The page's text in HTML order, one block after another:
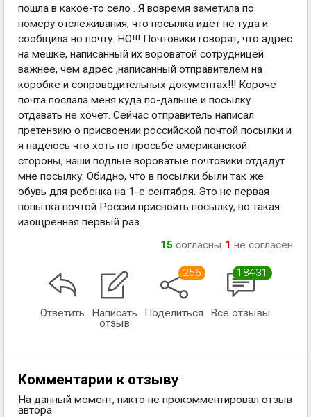
пошла в какое-то село . Я вовремя заметила по
номеру отслеживания, что посылка идет не туда и
сообщила но почту. НО!!! Почтовики говорят, что адрес
на мешке, написанный их вороватой сотрудницей
важнее, чем адрес ,написанный отправителем на
коробке и сопроводительных документах!!! Короче
почта послала меня куда по-дальше и посылку
отдавать не хочет. Сейчас отправитель написал
претензию о присвоении российской почтой посылки и
я надеюсь что хоть по просьбе американской
стороны, наши подлые вороватые почтовики отдадут
мне посылку. Обидно, что в посылки были так же
обувь для ребенка на 1-е сентября. Это не первая
попытка почтой России присвоить посылку, но такая
изощренная первый раз.
15 согласны 1 не согласен
Ответить
Написать
отзыв
256
Поделиться
18431
Все отзывы
Комментарии к отзыву
На данный момент, никто не прокомментировал отзыв
автора